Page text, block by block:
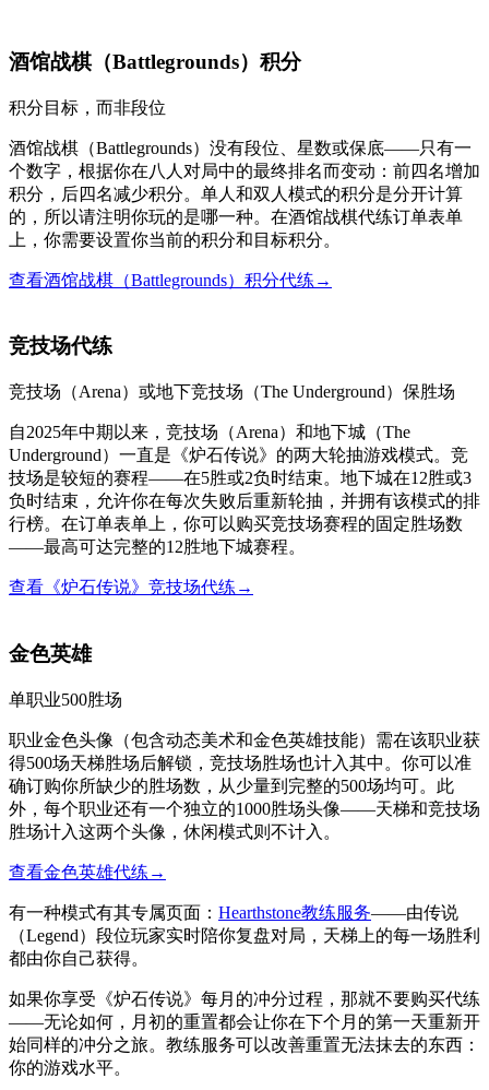
酒馆战棋（Battlegrounds）积分
积分目标，而非段位
酒馆战棋（Battlegrounds）没有段位、星数或保底——只有一
个数字，根据你在八人对局中的最终排名而变动：前四名增加
积分，后四名减少积分。单人和双人模式的积分是分开计算
的，所以请注明你玩的是哪一种。在酒馆战棋代练订单表单
上，你需要设置你当前的积分和目标积分。
查看酒馆战棋（Battlegrounds）积分代练 →
竞技场代练
竞技场（Arena）或地下竞技场（The Underground）保胜场
自2025年中期以来，竞技场（Arena）和地下城（The
Underground）一直是《炉石传说》的两大轮抽游戏模式。竞
技场是较短的赛程——在5胜或2负时结束。地下城在12胜或3
负时结束，允许你在每次失败后重新轮抽，并拥有该模式的排
行榜。在订单表单上，你可以购买竞技场赛程的固定胜场数
——最高可达完整的12胜地下城赛程。
查看《炉石传说》竞技场代练 →
金色英雄
单职业500胜场
职业金色头像（包含动态美术和金色英雄技能）需在该职业获
得500场天梯胜场后解锁，竞技场胜场也计入其中。你可以准
确订购你所缺少的胜场数，从少量到完整的500场均可。此
外，每个职业还有一个独立的1000胜场头像——天梯和竞技场
胜场计入这两个头像，休闲模式则不计入。
查看金色英雄代练 →
有一种模式有其专属页面： Hearthstone教练服务——由传说
（Legend）段位玩家实时陪你复盘对局，天梯上的每一场胜利
都由你自己获得。
如果你享受《炉石传说》每月的冲分过程，那就不要购买代练
——无论如何，月初的重置都会让你在下个月的第一天重新开
始同样的冲分之旅。教练服务可以改善重置无法抹去的东西：
你的游戏水平。